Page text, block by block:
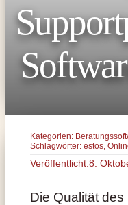
Kategorien:
Schlagwörter: estos,
Veröffentlicht:8.
Die Qualität